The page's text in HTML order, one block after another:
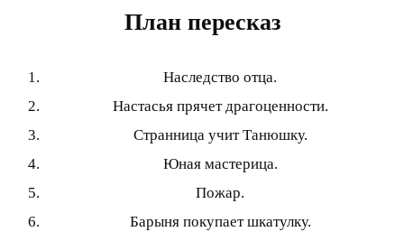
План пересказ
Наследство отца.
Настасья прячет драгоценности.
Странница учит Танюшку.
Юная мастерица.
Пожар.
Барыня покупает шкатулку.